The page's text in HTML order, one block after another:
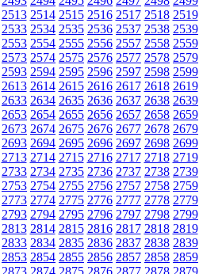
2513 2514 2515 2516 2517 2518 2519
2533 2534 2535 2536 2537 2538 2539
2553 2554 2555 2556 2557 2558 2559
2573 2574 2575 2576 2577 2578 2579
2593 2594 2595 2596 2597 2598 2599
2613 2614 2615 2616 2617 2618 2619
2633 2634 2635 2636 2637 2638 2639
2653 2654 2655 2656 2657 2658 2659
2673 2674 2675 2676 2677 2678 2679
2693 2694 2695 2696 2697 2698 2699
2713 2714 2715 2716 2717 2718 2719
2733 2734 2735 2736 2737 2738 2739
2753 2754 2755 2756 2757 2758 2759
2773 2774 2775 2776 2777 2778 2779
2793 2794 2795 2796 2797 2798 2799
2813 2814 2815 2816 2817 2818 2819
2833 2834 2835 2836 2837 2838 2839
2853 2854 2855 2856 2857 2858 2859
2873 2874 2875 2876 2877 2878 2879